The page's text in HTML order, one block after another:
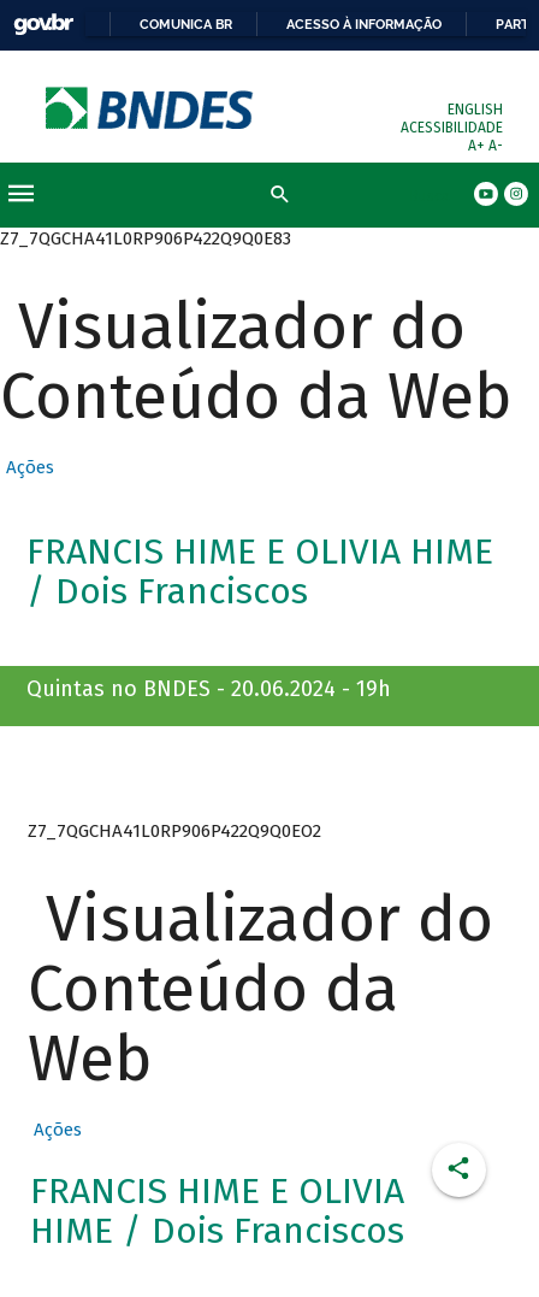
COMUNICA BR ACESSO À INFORMAÇÃO
ENGLISH
ACESSIBILIDADE
A+ A-
Z7_7QGCHA41L0RP906P422Q9Q0E83
Visualizador do
Conteúdo da Web
Ações
FRANCIS HIME E OLIVIA HIME
/ Dois Franciscos
Quintas no BNDES - 20.06.2024 - 19h
Z7_7QGCHA41L0RP906P422Q9Q0EO2
Visualizador do
Conteúdo da
Web
Ações
FRANCIS HIME E OLIVIA
HIME / Dois Franciscos